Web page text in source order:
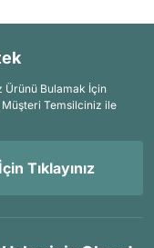
Ürünü Bulamak İçin
Müşteri Temsilciniz ile
Tıklayınız